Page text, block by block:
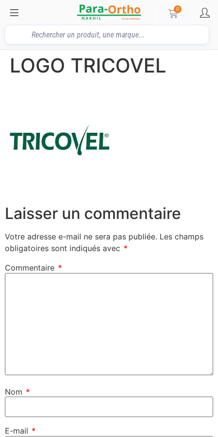
0
LOGO TRICOVEL
Laisser un commentaire
Votre adresse e-mail ne sera pas publiée. Les champs
obligatoires sont indiqués avec *
Commentaire *
Nom *
E-mail *